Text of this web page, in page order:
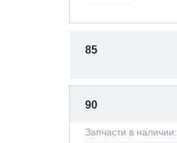
85
90
Запчасти в наличии: